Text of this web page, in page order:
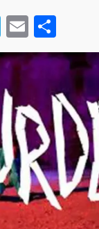
Telegram
Email